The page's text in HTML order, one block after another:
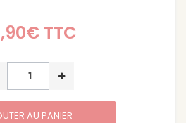
TTC
AU PANIER